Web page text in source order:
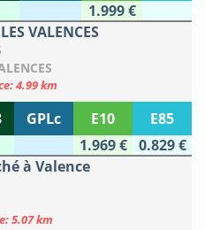
1.999 €
VALENCES
4.99 km
GPLc E10
E85
1.969 €
0.829 €
à Valence
5.07 km